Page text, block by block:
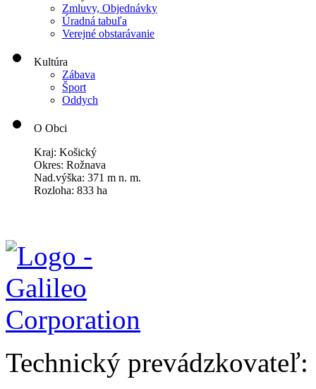
Zmluvy, Objednávky
Úradná tabuľa
Verejné obstarávanie
Kultúra
Zábava
Šport
Oddych
O Obci
Kraj: Košický
Okres: Rožnava
Nad.výška: 371 m n. m.
Rozloha: 833 ha
Technický prevádzkovateľ: